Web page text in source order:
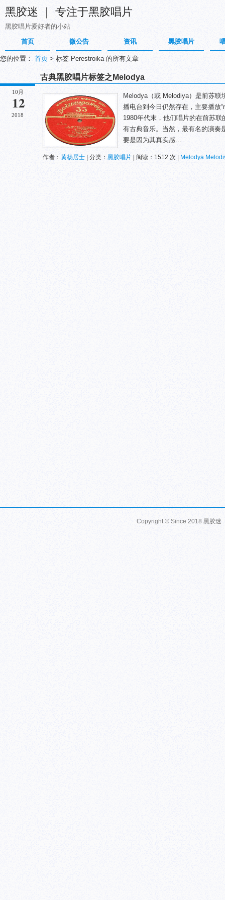
黑胶迷 ｜ 专注于黑胶唱片
黑胶唱片爱好者的小站
首页
微公告 资讯 黑胶唱片
您的位置： 首页 > 标签 Perestroika 的所有文章
10月
12
2018
古典黑胶唱片标签之Melodya
Melodya（或 Melodiya）是前苏
播电台到今日仍然存在，主要播放
1980年代末，他们唱片的在前苏
有古典音乐。当然，最有名的演
要是因为其真实感...
作者： 黄杨居士 | 分类： 黑胶唱片 | 阅读：1512 次 | Melodya
Copyright © Since 2018 黑胶迷